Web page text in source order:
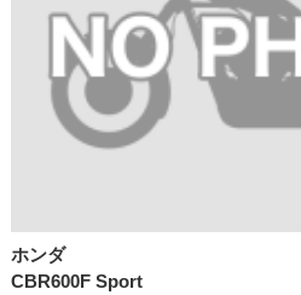
ホンダ
CBR600F Sport